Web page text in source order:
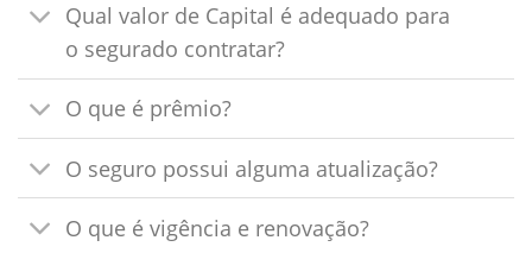
Qual valor de Capital é adequado para
o segurado contratar?
O que é prêmio?
O seguro possui alguma atualização?
O que é vigência e renovação?